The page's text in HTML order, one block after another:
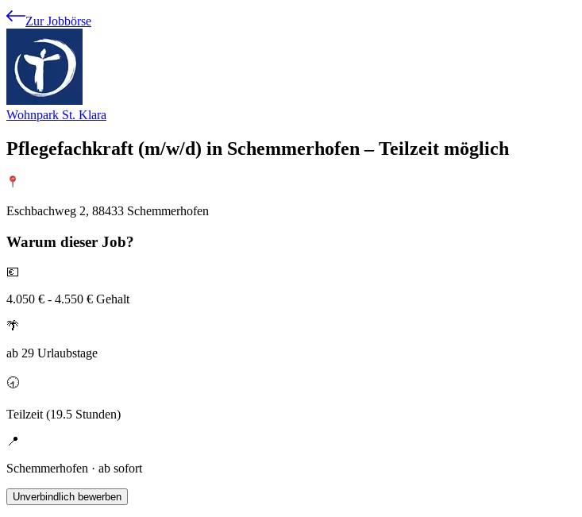
Zur Jobbörse
Wohnpark St. Klara
Pflegefachkraft (m/w/d) in Schemmerhofen – Teilzeit möglich
Eschbachweg 2, 88433 Schemmerhofen
Warum dieser Job?
💶
4.050 € - 4.550 € Gehalt
🌴
ab 29 Urlaubstage
🕣
Teilzeit (19.5 Stunden)
📍
Schemmerhofen · ab sofort
Unverbindlich bewerben